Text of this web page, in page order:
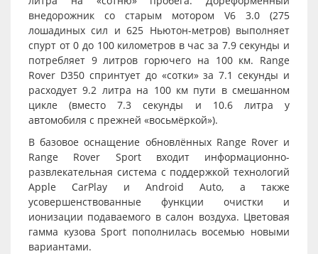
внедорожник со старым мотором V6 3.0 (275
лошадиных сил и 625 Ньютон-метров) выполняет
спурт от 0 до 100 километров в час за 7.9 секунды и
потребляет 9 литров горючего на 100 км. Range
Rover D350 спринтует до «сотки» за 7.1 секунды и
расходует 9.2 литра на 100 км пути в смешанном
цикле (вместо 7.3 секунды и 10.6 литра у
автомобиля с прежней «восьмёркой»).
В базовое оснащение обновлённых Range Rover и
Range Rover Sport входит информационно-
развлекательная система с поддержкой технологий
Apple CarPlay и Android Auto, а также
усовершенствованные функции очистки и
ионизации подаваемого в салон воздуха. Цветовая
гамма кузова Sport пополнилась восемью новыми
вариантами.